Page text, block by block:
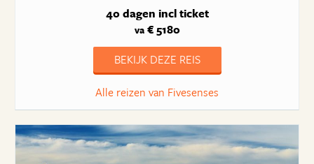
40 dagen incl ticket
va€ 5180
BEKIJK DEZE REIS
Alle reizen van Fivesenses